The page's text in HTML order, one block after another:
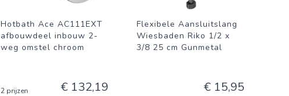
Hotbath Ace AC111EXT
afbouwdeel inbouw 2-
weg omstel chroom
2 prijzen € 132,19
Flexibele Aansluitslang
Wiesbaden Riko 1/2 x
3/8 25 cm Gunmetal
€ 15,95